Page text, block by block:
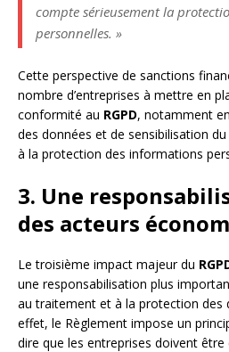
compte sérieusement la
personnelles. »
Cette perspective de sanctions
nombre d’entreprises à mettre en
conformité au RGPD, notamment
des données et de sensibilisation
à la protection des informations
3. Une
des acteurs
Le troisième impact majeur du
une responsabilisation plus
au traitement et à la protection des
effet, le Règlement impose un
dire que les entreprises doivent